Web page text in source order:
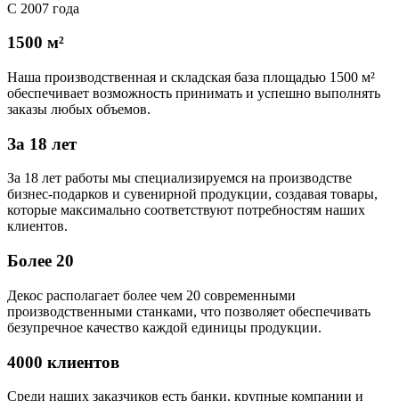
С 2007 года
1500 м²
Наша производственная и складская база площадью 1500 м²
обеспечивает возможность принимать и успешно выполнять
заказы любых объемов.
За 18 лет
За 18 лет работы мы специализируемся на производстве
бизнес-подарков и сувенирной продукции, создавая товары,
которые максимально соответствуют потребностям наших
клиентов.
Более 20
Декос располагает более чем 20 современными
производственными станками, что позволяет обеспечивать
безупречное качество каждой единицы продукции.
4000 клиентов
Среди наших заказчиков есть банки, крупные компании и